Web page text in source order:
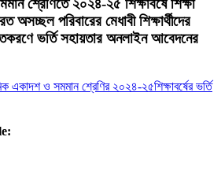
শ্রেণিতে ২০২৪-২৫ শিক্ষাবর্ষে শিক্ষা
অসচ্ছল পরিবারের মেধাবী শিক্ষার্থীদের
ভর্তি সহায়তার অনলাইন আবেদনের
একাদশ ও সমমান শ্রেণির ২০২৪-২৫শিক্ষাবর্ষের ভর্তি